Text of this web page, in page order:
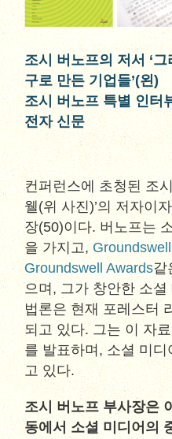
조시 버노프의 저서 ‘
구로 만든 기업들’(왼)
조시 버노프 특별 인터
전자 신문
컨퍼런스에 초청된 조
웰(위 사진)’의 저자이
장(50)이다. 버노프는
을 가지고,
Groundswell Awards같
으며, 그가 창안한 소
법론은 현재 포레스터
되고 있다. 그는 이 자
를 발표하며, 소셜 미
고 있다.
조시 버노프 부사장은
동에서 소셜 미디어의